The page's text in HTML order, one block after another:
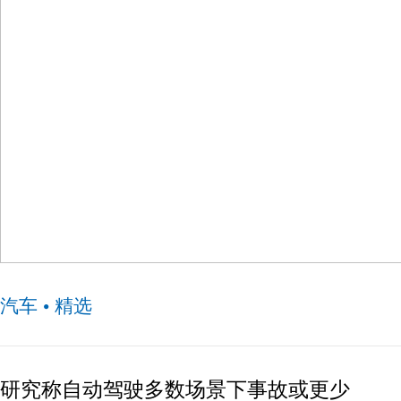
汽车 • 精选
研究称自动驾驶多数场景下事故或更少